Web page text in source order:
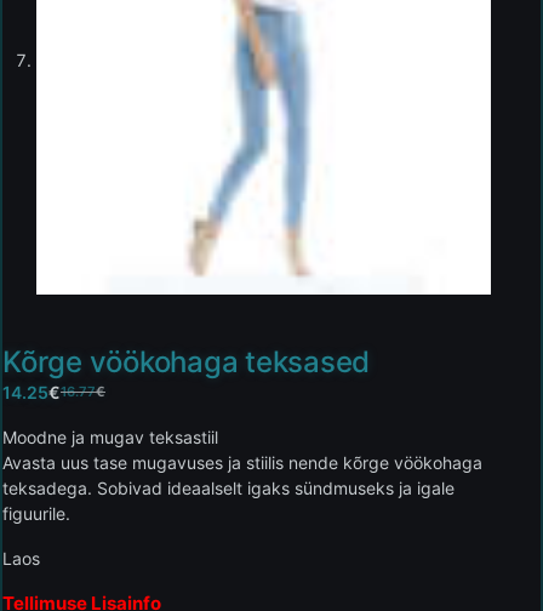
Kõrge vöökohaga teksased
16.77€
14.25€
Moodne ja mugav teksastiil
Avasta uus tase mugavuses ja stiilis nende kõrge vöökohaga
teksadega. Sobivad ideaalselt igaks sündmuseks ja igale
figuurile.
Laos
Tellimuse Lisainfo